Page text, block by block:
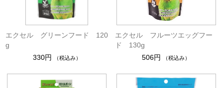
エクセル グリーンフード 120
g
330円
（税込み）
エクセル フルーツエッグフー
ド 130g
506円
（税込み）